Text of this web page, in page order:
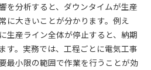
イム短縮の実践例
気工事のダウンタイムを削減
IoT活用と電気工事の連携
IoTデータ活用の重要性
を分析すると、ダウンタイムが生産
に大きいことが分かります。例え
生産ライン全体が停止すると、納期
す。実務では、工程ごとに電気工事
最小限の範囲で作業を行うことが効